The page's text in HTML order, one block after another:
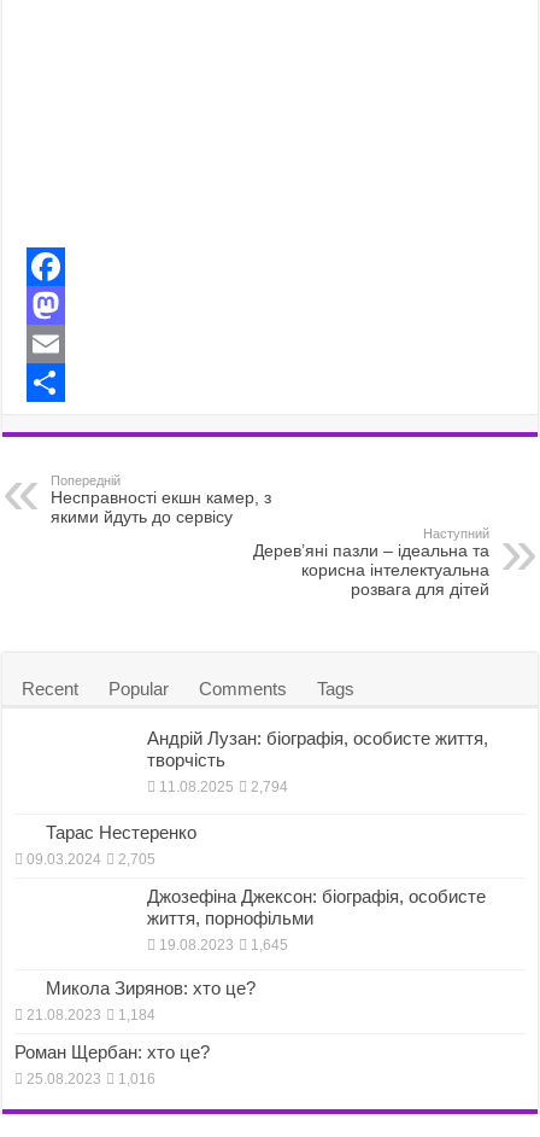
F
a
c
o
M
a
o
E
ia
Попередній
Несправності екшн камер, з
якими йдуть до сервісу
Наступний
Дерев’яні пазли – ідеальна та
корисна інтелектуальна
розвага для дітей
Recent Popular Comments Tags
Андрій Лузан: біографія, особисте життя,
творчість
11.08.2025 2,794
Тарас Нестеренко
09.03.2024 2,705
Джозефіна Джексон: біографія, особисте
життя, порнофільми
19.08.2023 1,645
Микола Зирянов: хто це?
21.08.2023 1,184
Роман Щербан: хто це?
25.08.2023 1,016